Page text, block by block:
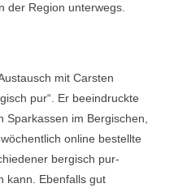
der Region unterwegs.
mit Carsten
pur“. Er beeindruckte
im Bergischen,
online bestellte
bergisch pur-
kann. Ebenfalls gut